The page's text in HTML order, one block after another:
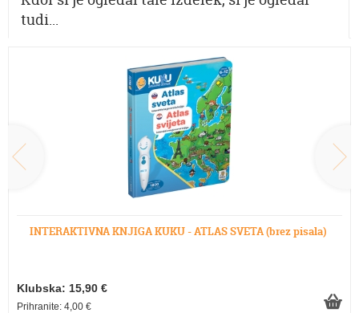
tudi...
INTERAKTIVNA KNJIGA KUKU - ATLAS SVETA (brez pisala)
Klubska: 15,90 €
Prihranite: 4,00 €